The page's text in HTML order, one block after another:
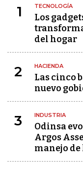
1 TECNOLOGÍA
Los
del hogar
2 HACIENDA
Las cinco
nuevo
3 INDUSTRIA
Odinsa
Argos
manejo